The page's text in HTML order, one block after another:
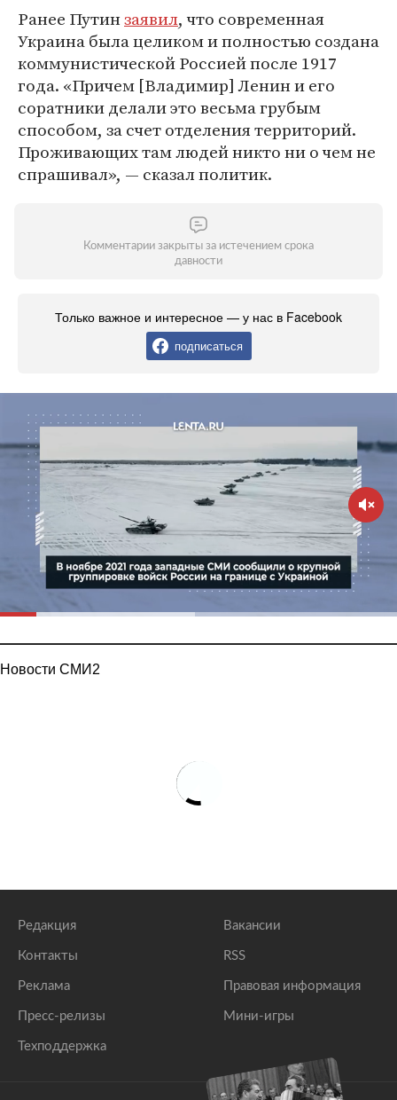
Ранее Путинзаявил, что современная
Украина была целиком и полностью создана
коммунистической Россией после 1917
года. «Причем [Владимир] Ленин и его
соратники делали это весьма грубым
способом, за счет отделения территорий.
Проживающих там людей никто ни о чем не
спрашивал», — сказал политик.
Комментарии закрыты за истечением срока
давности
Только важное и интересное — у нас в Facebook
подписаться
Новости СМИ2
Редакция
Контакты
Реклама
Пресс-релизы
Техподдержка
Вакансии
RSS
Правовая информация
Мини-игры